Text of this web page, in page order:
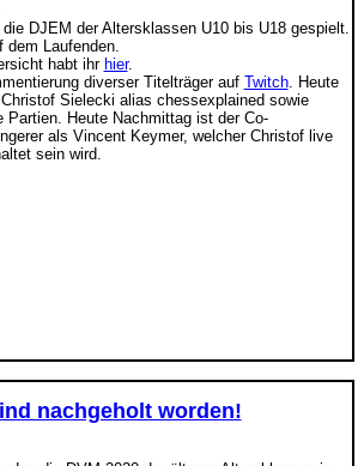
DJEM der Altersklassen U10 bis U18 gespielt.
dem Laufenden.
habt ihr hier.
diverser Titelträger auf Twitch. Heute
Sielecki alias chessexplained sowie
Partien. Heute Nachmittag ist der Co-
als Vincent Keymer, welcher Christof live
sein wird.
nachgeholt worden!